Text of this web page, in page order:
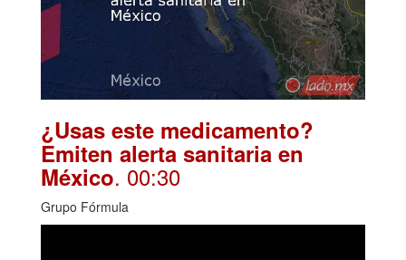
¿Usas este medicamento?
Emiten alerta sanitaria en
México. 00:30
Grupo Fórmula